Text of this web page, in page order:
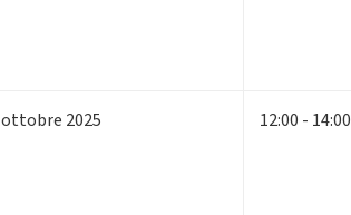
ottobre 2025 12:00 - 14:00